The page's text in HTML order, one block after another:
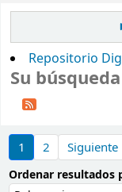
Repositorio
Su
1 2 Siguiente
Ordenar resultados